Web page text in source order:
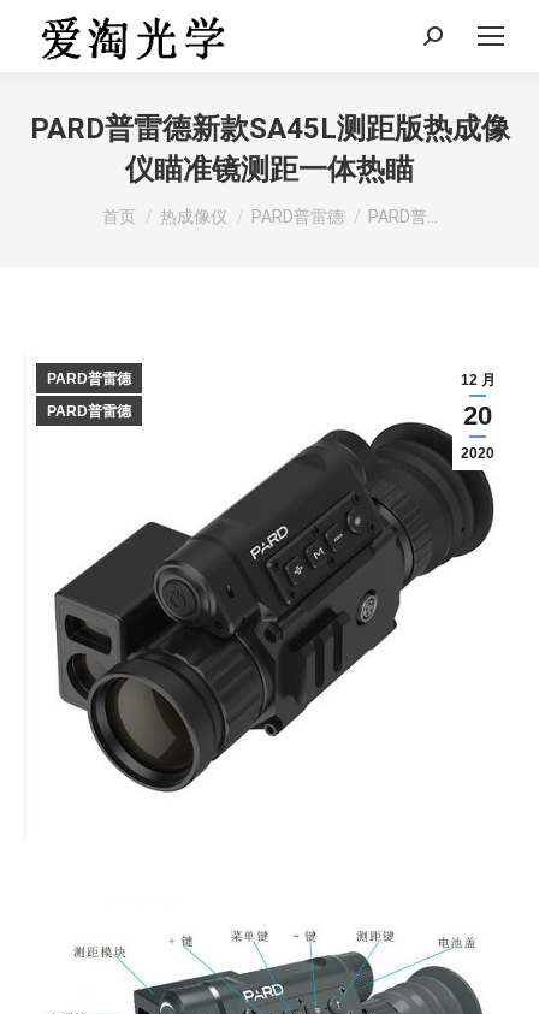
Search:
PARD普雷德新款SA45L测距版热成像
仪瞄准镜测距一体热瞄
您在这里：
首页 热成像仪 PARD普雷德 PARD普…
12 月
20
2020
PARD普雷德
PARD普雷德